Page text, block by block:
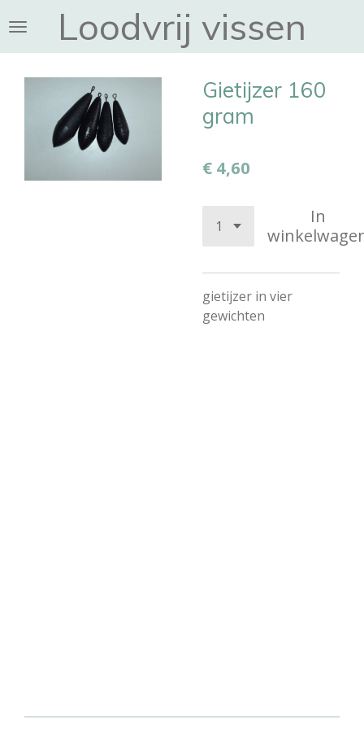
direct
naar
hoofdinhoud
Loodvrij vissen
Gietijzer 160
gram
€ 4,60
In
gietijzer in vier
gewichten